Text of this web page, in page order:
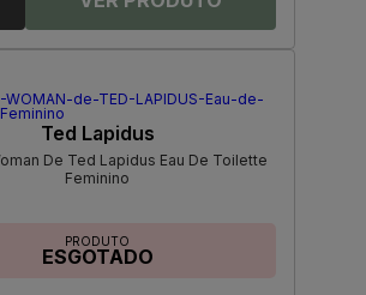
Ted Lapidus
De Ted Lapidus Eau De Toilette
Feminino
PRODUTO
ESGOTADO